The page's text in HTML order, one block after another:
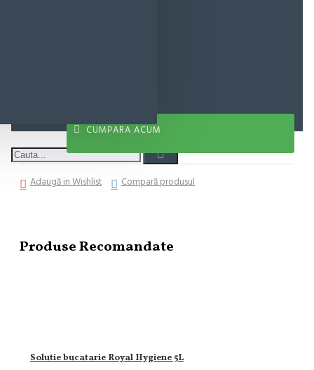
CUMPARA ACUM
Adaugă in Wishlist Compară produsul
Produse Recomandate
Solutie bucatarie Royal Hygiene 5L